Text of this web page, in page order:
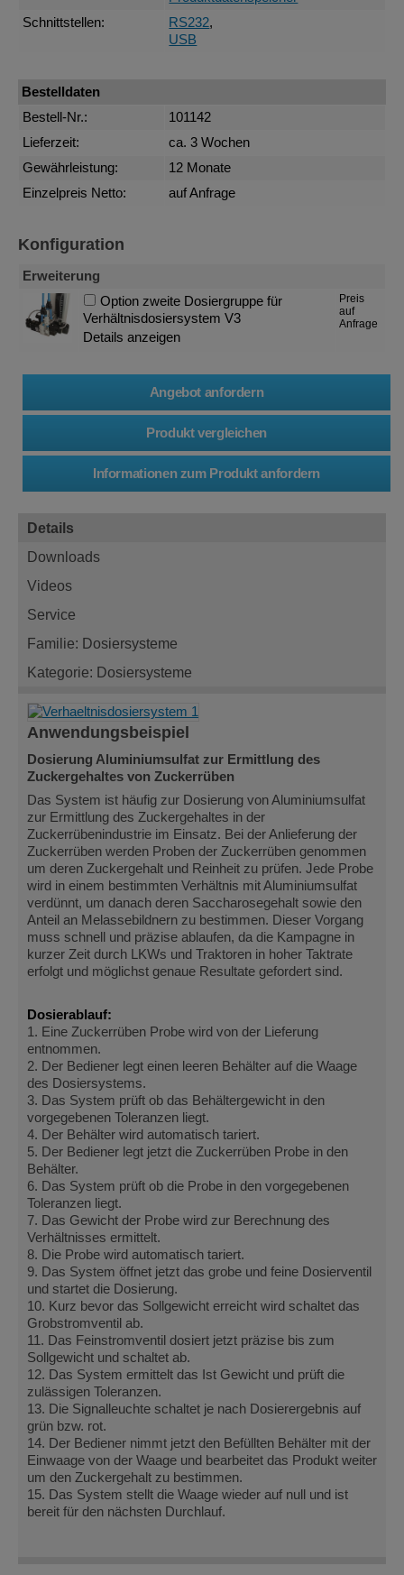
Schnittstellen:
RS232,
USB
Bestelldaten
Bestell-Nr.:
101142
Lieferzeit:
ca. 3 Wochen
Gewährleistung:
12 Monate
Einzelpreis Netto:
auf Anfrage
Konfiguration
Erweiterung
Option zweite Dosiergruppe für
Verhältnisdosiersystem V3
Details anzeigen
Preis
auf
Anfrage
Details
Downloads
Videos
Service
Familie: Dosiersysteme
Kategorie: Dosiersysteme
Anwendungsbeispiel
Dosierung Aluminiumsulfat zur Ermittlung des
Zuckergehaltes von Zuckerrüben
Das System ist häufig zur Dosierung von Aluminiumsulfat
zur Ermittlung des Zuckergehaltes in der
Zuckerrübenindustrie im Einsatz. Bei der Anlieferung der
Zuckerrüben werden Proben der Zuckerrüben genommen
um deren Zuckergehalt und Reinheit zu prüfen. Jede Probe
wird in einem bestimmten Verhältnis mit Aluminiumsulfat
verdünnt, um danach deren Saccharosegehalt sowie den
Anteil an Melassebildnern zu bestimmen. Dieser Vorgang
muss schnell und präzise ablaufen, da die Kampagne in
kurzer Zeit durch LKWs und Traktoren in hoher Taktrate
erfolgt und möglichst genaue Resultate gefordert sind.
Dosierablauf:
1. Eine Zuckerrüben Probe wird von der Lieferung
entnommen.
2. Der Bediener legt einen leeren Behälter auf die Waage
des Dosiersystems.
3. Das System prüft ob das Behältergewicht in den
vorgegebenen Toleranzen liegt.
4. Der Behälter wird automatisch tariert.
5. Der Bediener legt jetzt die Zuckerrüben Probe in den
Behälter.
6. Das System prüft ob die Probe in den vorgegebenen
Toleranzen liegt.
7. Das Gewicht der Probe wird zur Berechnung des
Verhältnisses ermittelt.
8. Die Probe wird automatisch tariert.
9. Das System öffnet jetzt das grobe und feine Dosierventil
und startet die Dosierung.
10. Kurz bevor das Sollgewicht erreicht wird schaltet das
Grobstromventil ab.
11. Das Feinstromventil dosiert jetzt präzise bis zum
Sollgewicht und schaltet ab.
12. Das System ermittelt das Ist Gewicht und prüft die
zulässigen Toleranzen.
13. Die Signalleuchte schaltet je nach Dosierergebnis auf
grün bzw. rot.
14. Der Bediener nimmt jetzt den Befüllten Behälter mit der
Einwaage von der Waage und bearbeitet das Produkt weiter
um den Zuckergehalt zu bestimmen.
15. Das System stellt die Waage wieder auf null und ist
bereit für den nächsten Durchlauf.